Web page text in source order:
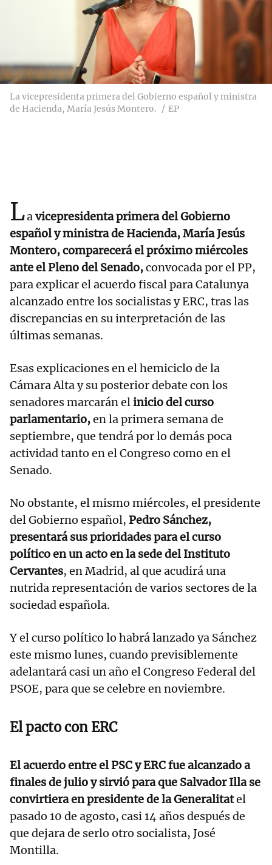
La vicepresidenta primera del Gobierno español y ministra
de Hacienda, María Jesús Montero.
EP
Lavicepresidenta primera del Gobierno
español y ministra de Hacienda, María Jesús
Montero, comparecerá el próximo miércoles
ante el Pleno del Senado,convocada por el PP,
para explicar el acuerdo fiscal para Catalunya
alcanzado entre los socialistas y ERC, tras las
discrepancias en su interpretación de las
últimas semanas.
Esas explicaciones en el hemiciclo de la
Cámara Alta y su posterior debate con los
senadores marcarán elinicio del curso
parlamentario,en la primera semana de
septiembre, que tendrá por lo demás poca
actividad tanto en el Congreso como en el
Senado.
No obstante, el mismo miércoles, el presidente
del Gobierno español, Pedro Sánchez,
presentará sus prioridades para el curso
político en un acto en la sede del Instituto
Cervantes, en Madrid, al que acudirá una
nutrida representación de varios sectores de la
sociedad española.
Y el curso político lo habrá lanzado ya Sánchez
este mismo lunes, cuando previsiblemente
adelantará casi un año el Congreso Federal del
PSOE, para que se celebre en noviembre.
El pacto con ERC
El acuerdo entre el PSC y ERC fue alcanzado a
finales de julio y sirvió para que Salvador Illa se
convirtiera en presidente de la Generalitatel
pasado 10 de agosto, casi 14 años después de
que dejara de serlo otro socialista, José
Montilla.